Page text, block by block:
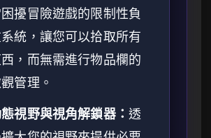
擾冒險遊戲的限制性負
統，讓您可以拾取所有
，而無需進行物品欄的
管理。
視野與視角解鎖器： 透